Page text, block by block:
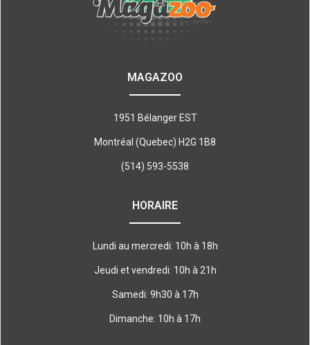
MAGAZOO
1951 Bélanger EST
Montréal (Quebec) H2G 1B8
(514) 593-5538
HORAIRE
Lundi au mercredi: 10h à 18h
Jeudi et vendredi: 10h à 21h
Samedi: 9h30 à 17h
Dimanche: 10h à 17h